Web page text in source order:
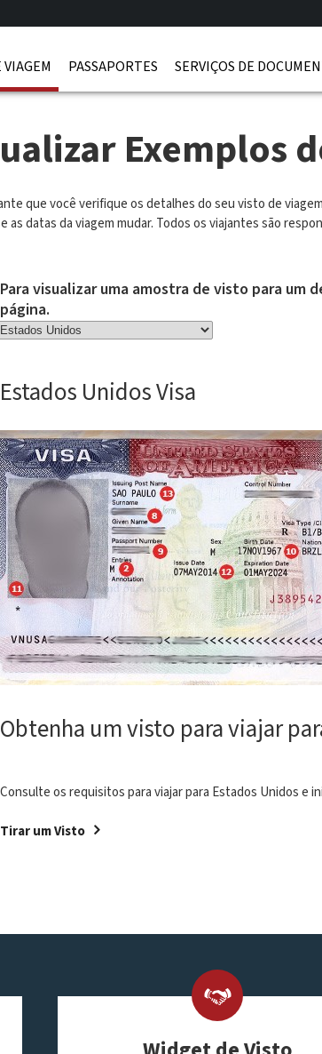
PASSAPORTES SERVIÇOS DE
Exemplos
que você verifique os detalhes do seu visto de
as datas da viagem mudar. Todos os viajantes são
Para visualizar uma amostra de visto para
página.
Estados Unidos Visa
Obtenha um visto para viajar
Consulte os requisitos para viajar para Estados Unidos e
Tirar um Visto